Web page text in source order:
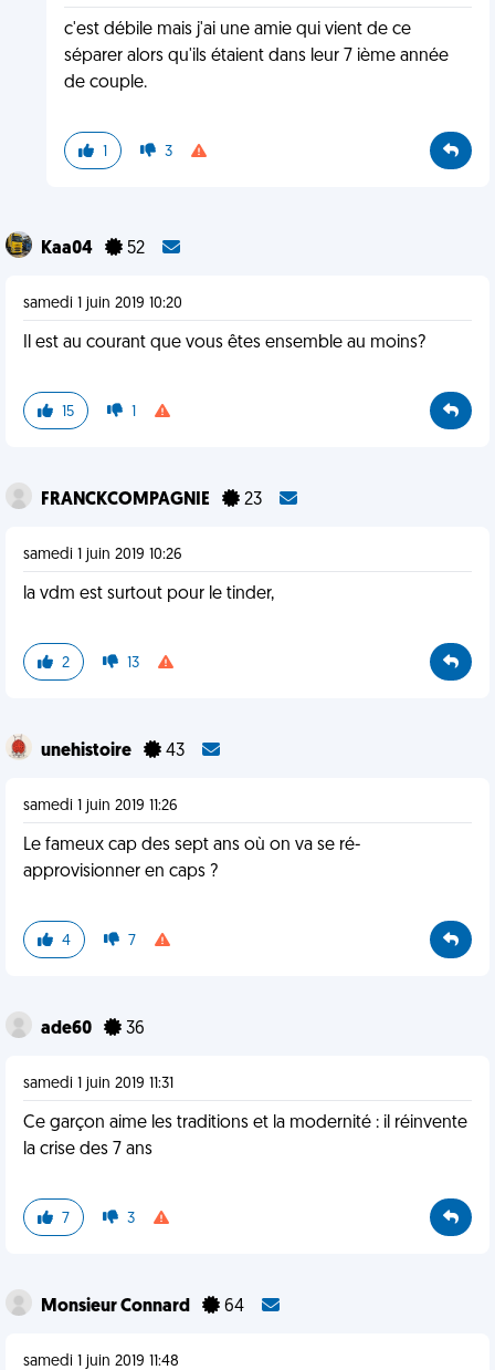
c'est débile mais j'ai une amie qui vient de ce
séparer alors qu'ils étaient dans leur 7 ième année
de couple.
1 3
Kaa04 52
samedi 1 juin 2019 10:20
Il est au courant que vous êtes ensemble au moins?
15 1
FRANCKCOMPAGNIE 23
samedi 1 juin 2019 10:26
la vdm est surtout pour le tinder,
2 13
unehistoire 43
samedi 1 juin 2019 11:26
Le fameux cap des sept ans où on va se ré-
approvisionner en caps ?
4 7
ade60 36
samedi 1 juin 2019 11:31
Ce garçon aime les traditions et la modernité : il réinvente
la crise des 7 ans
7 3
Monsieur Connard 64
samedi 1 juin 2019 11:48